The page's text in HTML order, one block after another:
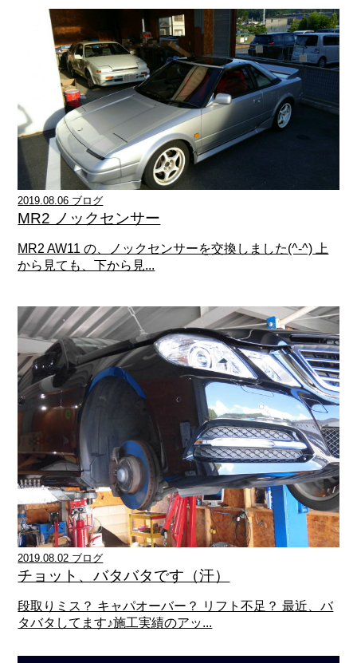
2019.08.06 ブログ
MR2 ノックセンサー
MR2 AW11 の、ノックセンサーを交換しました(^-^) 上
から見ても、下から見...
2019.08.02 ブログ
チョット、バタバタです（汗）
段取りミス？ キャパオーバー？ リフト不足？ 最近、バ
タバタしてます♪施工実績のアッ...